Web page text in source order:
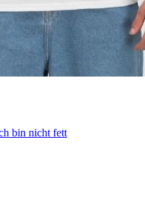
bin nicht fett